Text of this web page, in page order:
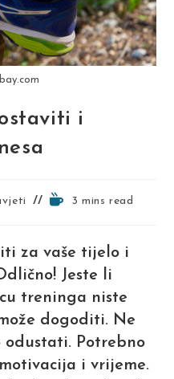
i
Reading3 mins read
za vaše tijelo i
Jeste li
treninga niste
dogoditi. Ne
Potrebno
i vrijeme.